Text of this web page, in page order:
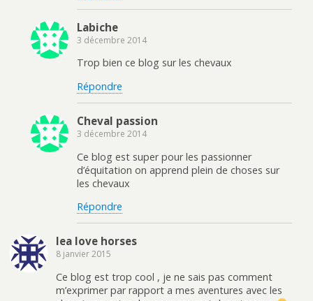
Labiche
3 décembre 2014
Trop bien ce blog sur les chevaux
Répondre
Cheval passion
3 décembre 2014
Ce blog est super pour les passionner
d’équitation on apprend plein de choses sur
les chevaux
Répondre
lea love horses
8 janvier 2015
Ce blog est trop cool , je ne sais pas comment
m’exprimer par rapport a mes aventures avec les